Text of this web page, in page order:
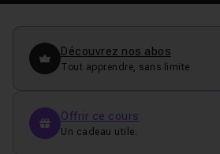
Découvrez nos abos
Tout apprendre, sans limite
Offrir ce cours
Un cadeau utile.